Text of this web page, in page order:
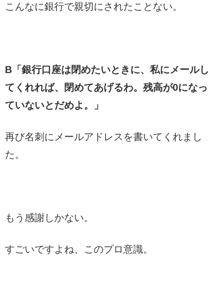
こんなに銀行で親切にされたことない。
B「銀行口座は閉めたいときに、私にメールし
てくれれば、閉めてあげるわ。残高が0になっ
ていないとだめよ。」
再び名刺にメールアドレスを書いてくれまし
た。
もう感謝しかない。
すごいですよね、このプロ意識。